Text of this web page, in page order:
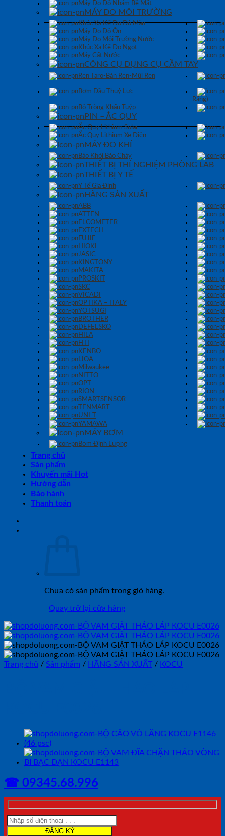
Máy Đo Độ Nhám Bề Mặt
MÁY ĐO MÔI TRƯỜNG
Khúc Xạ Kế Đo Độ Mặn
Máy Đo Độ Ồn
Máy Đo Môi Trường Nước
Khúc Xạ Kế Đo Ngọt
Máy Cất Nước
CÔNG CỤ DỤNG CỤ CẦM TAY
Ren Taro-Bàn Ren-Mũi Ren
Bơm Dầu Thuỷ Lực
Răng)
Bộ Tròng Khẩu Tuýp
PIN – ẮC QUY
Ắc Quy Lithium Solar
Ắc Quy Lithium Xe Điện
MÁY ĐO KHÍ
Báo Khói Báo Cháy
THIẾT BỊ THÍ NGHIỆM PHÒNG LAB
THIẾT BỊ Y TẾ
Y Tế Gia Đình
HÃNG SẢN XUẤT
ABB
ATTEN
ELCOMETER
EXTECH
FUJIE
HIOKI
JASIC
KINGTONY
MAKITA
PROSKIT
SKC
VICADI
OPTIKA – ITALY
YOTSUGI
BROTHER
DEFELSKO
HILA
HTI
KENBO
LIOA
Milwaukee
NITTO
OPT
RION
SMARTSENSOR
TENMART
UNI-T
YAMAWA
MÁY BƠM
Bơm Định Lượng
Trang chủ
Sản phẩm
Khuyến mãi Hot
Hướng dẫn
Bảo hành
Thanh toán
Chưa có sản phẩm trong giỏ hàng.
Quay trở lại cửa hàng
Trang chủ / Sản phẩm / HÃNG SẢN XUẤT / KOCU
☎ 09345.68.996